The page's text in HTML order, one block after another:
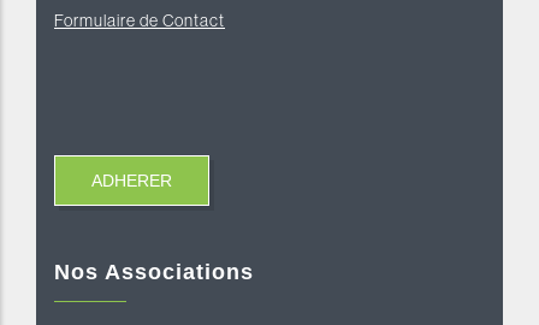
Formulaire de Contact
Nos Associations